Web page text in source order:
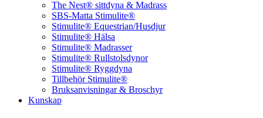
The Nest® sittdyna & Madrass
SBS-Matta Stimulite®
Stimulite® Equestrian/Husdjur
Stimulite® Hälsa
Stimulite® Madrasser
Stimulite® Rullstolsdynor
Stimulite® Ryggdyna
Tillbehör Stimulite®
Bruksanvisningar & Broschyr
Kunskap